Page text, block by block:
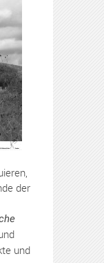
der
und